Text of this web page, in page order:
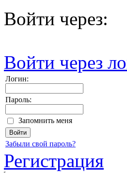
Войти через:
Войти через
Логин:
Пароль:
Запомнить меня
Забыли свой пароль?
Регистрация